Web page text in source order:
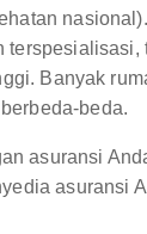
terspesialisasi,
Banyak
beda.
asuransi
asuransi